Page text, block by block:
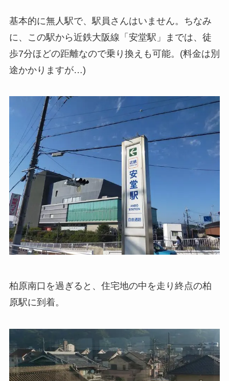
基本的に無人駅で、駅員さんはいません。ちなみ
に、この駅から近鉄大阪線「安堂駅」までは、徒
歩7分ほどの距離なので乗り換えも可能。(料金は別
途かかりますが…)
柏原南口を過ぎると、住宅地の中を走り終点の柏
原駅に到着。